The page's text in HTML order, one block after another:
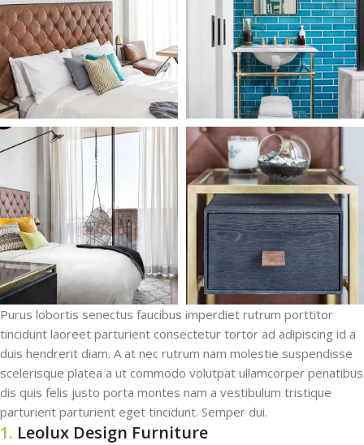
Purus lobortis senectus faucibus imperdiet rutrum porttitor
tincidunt laoreet parturient consectetur tortor ad adipiscing id a
duis hendrerit diam. A at nec rutrum nam molestie suspendisse
scelerisque platea a ut commodo volutpat ullamcorper penatibus
dis quis felis justo porta montes nam a vestibulum tristique
parturient parturient eget tincidunt. Semper dui.
1. Leolux Design Furniture